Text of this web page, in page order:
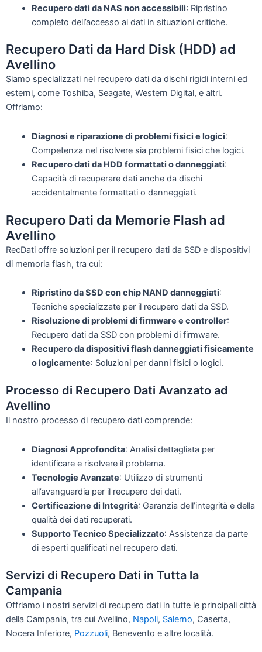
Recupero dati da NAS non accessibili: Ripristino
completo dell’accesso ai dati in situazioni critiche.
Recupero Dati da Hard Disk (HDD) ad
Avellino
Siamo specializzati nel recupero dati da dischi rigidi interni ed
esterni, come Toshiba, Seagate, Western Digital, e altri.
Offriamo:
Diagnosi e riparazione di problemi fisici e logici:
Competenza nel risolvere sia problemi fisici che logici.
Recupero dati da HDD formattati o danneggiati:
Capacità di recuperare dati anche da dischi
accidentalmente formattati o danneggiati.
Recupero Dati da Memorie Flash ad
Avellino
RecDati offre soluzioni per il recupero dati da SSD e dispositivi
di memoria flash, tra cui:
Ripristino da SSD con chip NAND danneggiati:
Tecniche specializzate per il recupero dati da SSD.
Risoluzione di problemi di firmware e controller:
Recupero dati da SSD con problemi di firmware.
Recupero da dispositivi flash danneggiati fisicamente
o logicamente: Soluzioni per danni fisici o logici.
Processo di Recupero Dati Avanzato ad
Avellino
Il nostro processo di recupero dati comprende:
Diagnosi Approfondita: Analisi dettagliata per
identificare e risolvere il problema.
Tecnologie Avanzate: Utilizzo di strumenti
all’avanguardia per il recupero dei dati.
Certificazione di Integrità: Garanzia dell’integrità e della
qualità dei dati recuperati.
Supporto Tecnico Specializzato: Assistenza da parte
di esperti qualificati nel recupero dati.
Servizi di Recupero Dati in Tutta la
Campania
Offriamo i nostri servizi di recupero dati in tutte le principali città
della Campania, tra cui Avellino, Napoli, Salerno, Caserta,
Nocera Inferiore, Pozzuoli, Benevento e altre località.